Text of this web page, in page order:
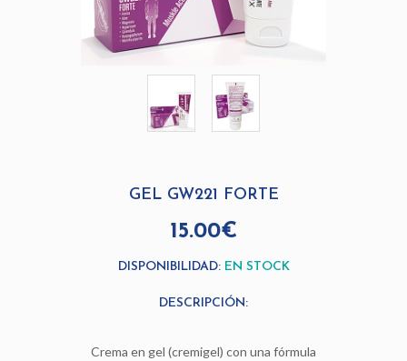
GEL GW221 FORTE
15.00€
DISPONIBILIDAD: EN STOCK
DESCRIPCIÓN:
Crema en gel (cremigel) con una fórmula